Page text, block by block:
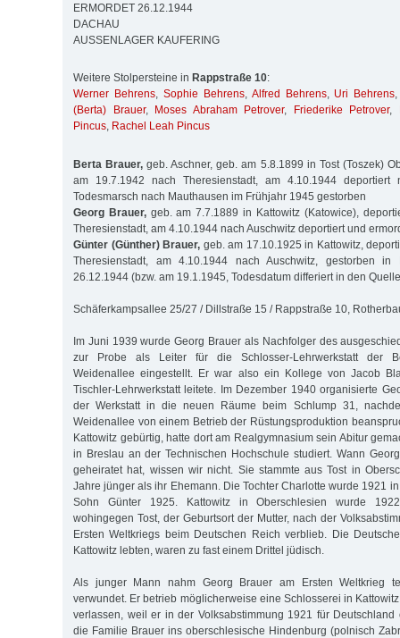
ERMORDET 26.12.1944
DACHAU
AUSSENLAGER KAUFERING
Weitere Stolpersteine in Rappstraße 10:
Werner Behrens, Sophie Behrens, Alfred Behrens, Uri Behrens
(Berta) Brauer, Moses Abraham Petrover, Friederike Petrover,
Pincus, Rachel Leah Pincus
Berta Brauer, geb. Aschner, geb. am 5.8.1899 in Tost (Toszek)
am 19.7.1942 nach Theresienstadt, am 4.10.1944 deportiert
Todesmarsch nach Mauthausen im Frühjahr 1945 gestorben
Georg Brauer, geb. am 7.7.1889 in Kattowitz (Katowice),
Theresienstadt, am 4.10.1944 nach Auschwitz deportiert und
Günter (Günther) Brauer, geb. am 17.10.1925 in Kattowitz,
Theresienstadt, am 4.10.1944 nach Auschwitz, gestorben in
26.12.1944 (bzw. am 19.1.1945, Todesdatum differiert in den
Schäferkampsallee 25/27 / Dillstraße 15 / Rappstraße 10,
Im Juni 1939 wurde Georg Brauer als Nachfolger des
zur Probe als Leiter für die Schlosser-Lehrwerkstatt der
Weidenallee eingestellt. Er war also ein Kollege von Jacob
Tischler-Lehrwerkstatt leitete. Im Dezember 1940 organisierte
der Werkstatt in die neuen Räume beim Schlump 31,
Weidenallee von einem Betrieb der Rüstungsproduktion
Kattowitz gebürtig, hatte dort am Realgymnasium sein Abitur
in Breslau an der Technischen Hochschule studiert. Wann
geheiratet hat, wissen wir nicht. Sie stammte aus Tost in
Jahre jünger als ihr Ehemann. Die Tochter Charlotte wurde 1921
Sohn Günter 1925. Kattowitz in Oberschlesien wurde
wohingegen Tost, der Geburtsort der Mutter, nach der
Ersten Weltkriegs beim Deutschen Reich verblieb. Die
Kattowitz lebten, waren zu fast einem Drittel jüdisch.
Als junger Mann nahm Georg Brauer am Ersten Weltkrieg
verwundet. Er betrieb möglicherweise eine Schlosserei in
verlassen, weil er in der Volksabstimmung 1921 für Deutschland
die Familie Brauer ins oberschlesische Hindenburg (polnisch